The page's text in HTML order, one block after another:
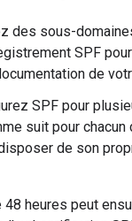
des sous-
SPF
de
SPF pour
suit pour chacun
de son
48 heures peut